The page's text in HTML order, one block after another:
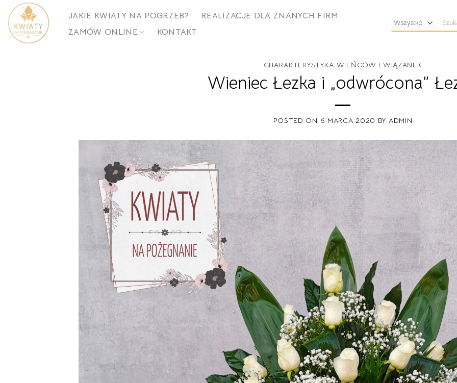
Skip
to
content
JAKIE KWIATY NA POGRZEB?
REALIZACJE DLA ZNANYCH FIRM
ZAMÓW ONLINE
KONTAKT
CHARAKTERYSTYKA WIEŃCÓW I WIĄZANEK
Wieniec Łezka i „odwrócona”
POSTED ON 6 MARCA 2020 BY ADMIN